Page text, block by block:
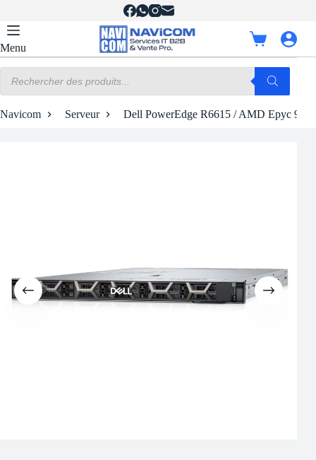
contenu
Menu
Panier
d’achat
produits
Navicom Serveur Dell PowerEdge R6615 / AMD Epyc